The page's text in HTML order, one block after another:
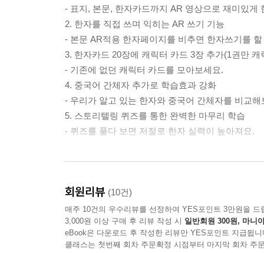
- 표지, 본문, 한자카드까지 AR 영상으로 재미있게
2. 한자를 직접 쓰며 익히는 AR 쓰기 기능
- 본문 AR적용 한자페이지를 비추면 한자쓰기를
3. 한자카드 20장에 캐릭터 카드 3장 추가(1권만 캐
- 기존에 없던 캐릭터 카드를 모아보세요.
4. 중국어 간체자 추가로 학습효과 강화
- 우리가 알고 있는 한자와 중국어 간체자를 비교해
5. 스토리텔링 퀴즈를 통한 완벽한 마무리 학습
- 퀴즈를 풀다 보면 저절로 한자 실력이 높아져요.
이미지 학습에서 쓰기 학습까지 도와주는 AR 체험
1. 앱스토어나 구글플레이에서 ‘마법천자문 공식앱
2. 앱을 실행하고 책 또는 카드를 비춰보세요.
회원리뷰 (10건)
매주 10건의 우수리뷰를 선정하여 YES포인트 3만원을 드
3,000원 이상 구매 후 리뷰 작성 시 일반회원 300원, 마니
eBook은 다운로드 후 작성한 리뷰만 YES포인트 지급됩니
클래스는 첫번째 회차 주문확정 시점부터 마지막 회차 주